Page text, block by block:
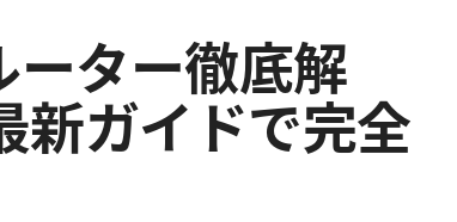
ター徹底解
新ガイドで完全